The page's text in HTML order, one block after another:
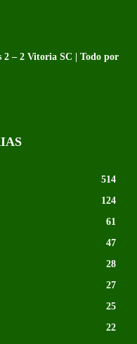
2 – 2 Vitoria SC | Todo por
514
124
61
47
28
27
25
22